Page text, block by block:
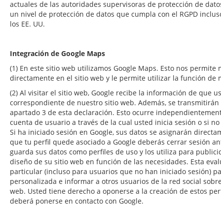
actuales de las autoridades supervisoras de protección de
un nivel de protección de datos que cumpla con el RGPD
los EE. UU.
Integración de Google Maps
(1) En este sitio web utilizamos Google Maps. Esto nos
directamente en el sitio web y le permite utilizar la función de
(2) Al visitar el sitio web, Google recibe la información de que
correspondiente de nuestro sitio web. Además, se
apartado 3 de esta declaración. Esto ocurre
cuenta de usuario a través de la cual usted inicia sesión o si
Si ha iniciado sesión en Google, sus datos se asignarán
que tu perfil quede asociado a Google deberás cerrar sesión
guarda sus datos como perfiles de uso y los utiliza para
diseño de su sitio web en función de las necesidades. Esta
particular (incluso para usuarios que no han iniciado sesión)
personalizada e informar a otros usuarios de la red social
web. Usted tiene derecho a oponerse a la creación de estos
deberá ponerse en contacto con Google.